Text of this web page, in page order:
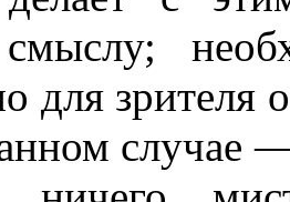
для зрителя
случае